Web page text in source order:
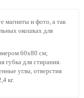
магниты и фото, а так
окошках для
60х80 см;
губка для стирания.
углы, отверстия
кг.